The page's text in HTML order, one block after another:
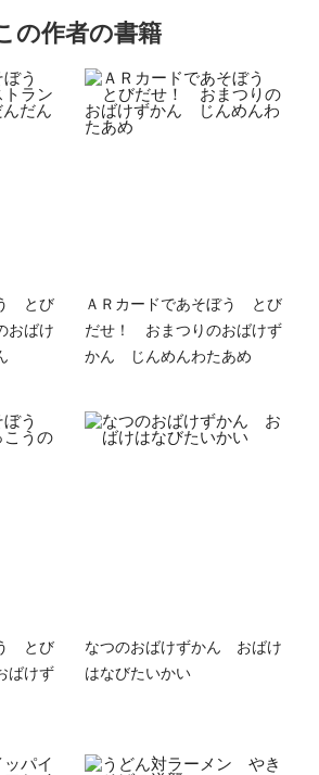
の作者の書籍
とび
おばけ
ＡＲカードであそぼう とび
だせ！ おまつりのおばけず
かん じんめんわたあめ
とび
ばけず
なつのおばけずかん おばけ
はなびたいかい